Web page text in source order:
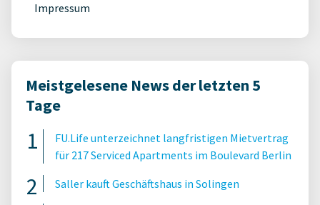
Impressum
Meistgelesene News der letzten 5
Tage
FU.Life unterzeichnet langfristigen Mietvertrag
für 217 Serviced Apartments im Boulevard Berlin
Saller kauft Geschäftshaus in Solingen